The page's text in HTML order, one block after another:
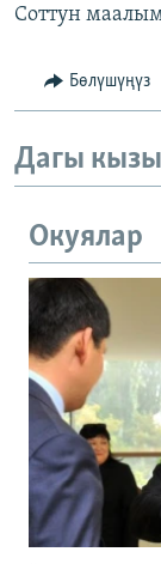
Соттун
Бөлүшүңүз
Дагы
Окуялар